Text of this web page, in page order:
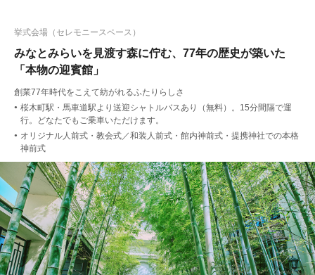
みなとみらいを見渡す森に佇む、77年の歴史が築いた
「本物の迎賓館」
挙式会場（セレモニースペース）
創業77年時代をこえて紡がれるふたりらしさ
● 桜木町駅・馬車道駅より送迎シャトルバスあり（無料）。15分間隔で運
行。どなたでもご乗車いただけます。
●
オリジナル人前式・教会式／和装人前式・館内神前式・提携神社での本格
神前式